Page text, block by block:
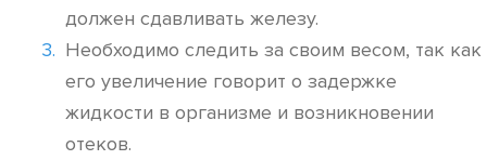
должен сдавливать железу.
Необходимо следить за своим весом, так как
его увеличение говорит о задержке
жидкости в организме и возникновении
отеков.